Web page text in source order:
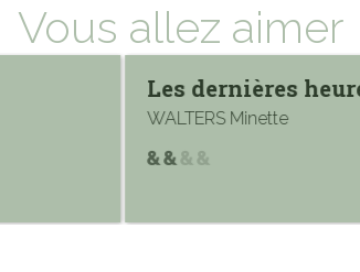
Vous allez aimer
Les dernières
WALTERS Minette